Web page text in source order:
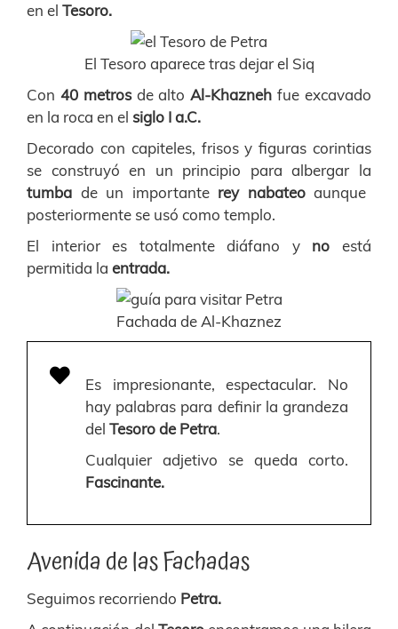
en el Tesoro.
El Tesoro aparece tras dejar el Siq
Con 40 metrosde altoAl-Khazneh fue excavado
en la roca en el siglo I a.C.
Decorado con capiteles, frisos y figuras corintias
se construyó en un principio para albergar la
tumba de un importante rey nabateoaunque
posteriormente se usó como templo.
El interior es totalmente diáfano y no está
permitida la entrada.
Fachada de Al-Khaznez
Es impresionante, espectacular. No
hay palabras para definir la grandeza
del Tesoro de Petra.
Cualquier adjetivo se queda corto.
Fascinante.
Avenida de las Fachadas
Seguimos recorriendo Petra.